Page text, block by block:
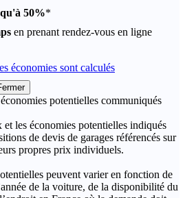
50%*
en prenant rendez-vous en ligne
économies sont calculés
potentielles communiqués
les économies potentielles indiqués
de devis de garages référencés sur
propres prix individuels.
peuvent varier en fonction de
de la voiture, de la disponibilité du